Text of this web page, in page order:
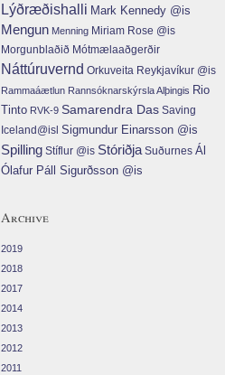
Lýðræðishalli Mark Kennedy @is
Mengun Menning Miriam Rose @is
Morgunblaðið Mótmælaaðgerðir
Náttúruvernd Orkuveita Reykjavíkur @is
Rammaáætlun Rannsóknarskýrsla Alþingis Rio
Tinto RVK-9 Samarendra Das Saving
Iceland@isl Sigmundur Einarsson @is
Spilling Stíflur @is Stóriðja Suðurnes Ál
Ólafur Páll Sigurðsson @is
Archive
2019
2018
2017
2014
2013
2012
2011